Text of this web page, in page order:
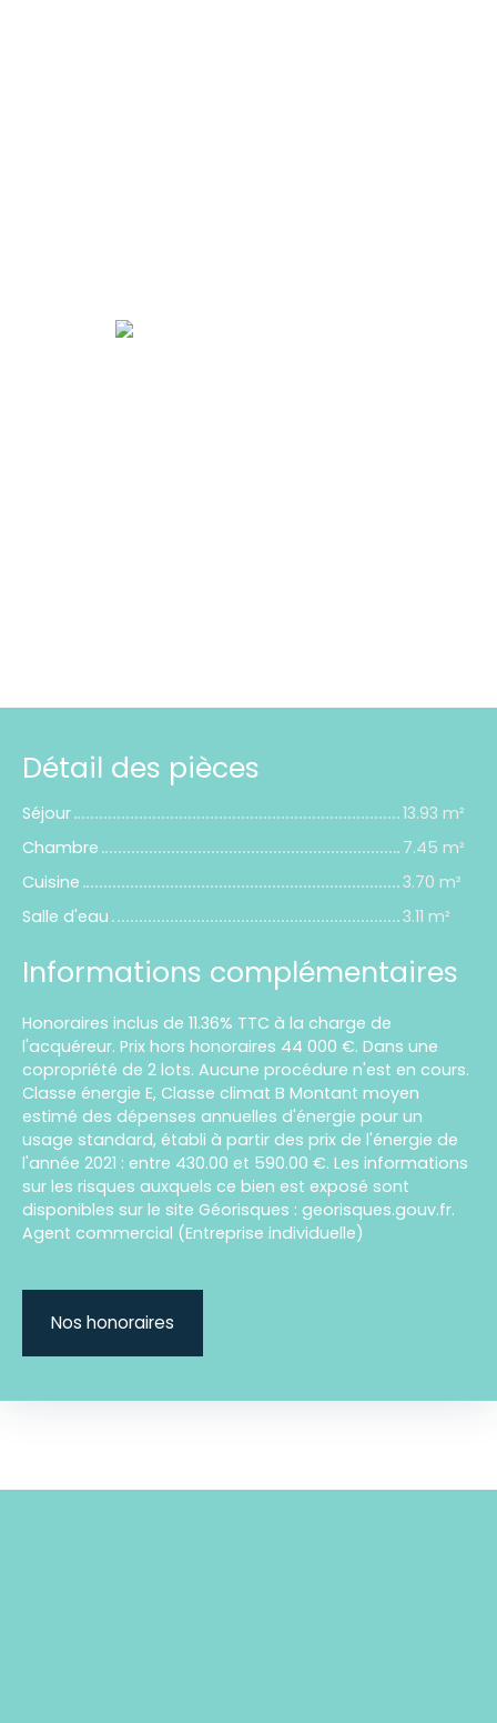
Détail des pièces
Séjour
13.93 m²
Chambre
7.45 m²
Cuisine
3.70 m²
Salle d'eau
3.11 m²
Informations complémentaires
Honoraires inclus de 11.36% TTC à la charge de
l'acquéreur. Prix hors honoraires 44 000 €. Dans une
copropriété de 2 lots. Aucune procédure n'est en cours.
Classe énergie E, Classe climat B Montant moyen
estimé des dépenses annuelles d'énergie pour un
usage standard, établi à partir des prix de l'énergie de
l'année 2021 : entre 430.00 et 590.00 €. Les informations
sur les risques auxquels ce bien est exposé sont
disponibles sur le site Géorisques : georisques.gouv.fr.
Agent commercial (Entreprise individuelle)
Nos honoraires